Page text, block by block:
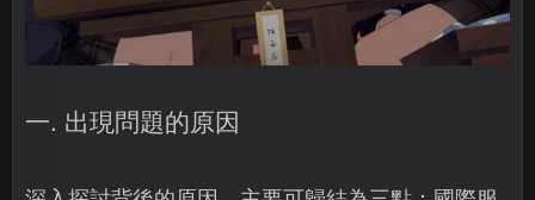
一. 出現問題的原因